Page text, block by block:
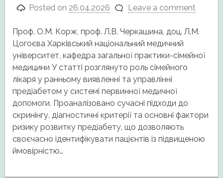
Posted on 26.04.2026 Leave a comment
Проф. О.М. Корж, проф. Л.В. Черкашина, доц. Л.М.
Цогоєва Харківський національний медичний
університет, кафедра загальної практики-сімейної
медицини У статті розглянуто роль сімейного
лікаря у ранньому виявленні та управлінні
предіабетом у системі первинної медичної
допомоги. Проаналізовано сучасні підходи до
скринінгу, діагностичні критерії та основні фактори
ризику розвитку предіабету, що дозволяють
своєчасно ідентифікувати пацієнтів із підвищеною
ймовірністю…